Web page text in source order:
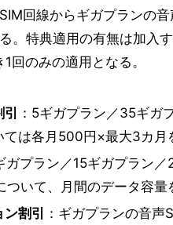
回線からギガプランの
。特典適用の有無は加入
回のみの適用となる。
：5ギガプラン／35ギガ
は各月500円×最大3カ月
ガプラン／15ギガプラン
ついて、月間のデータ容量
割引
：ギガプランの音